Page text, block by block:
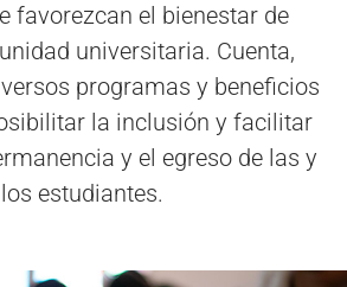
favorezcan el bienestar de
universitaria. Cuenta,
programas y beneficios
la inclusión y facilitar
y el egreso de las y
los estudiantes.